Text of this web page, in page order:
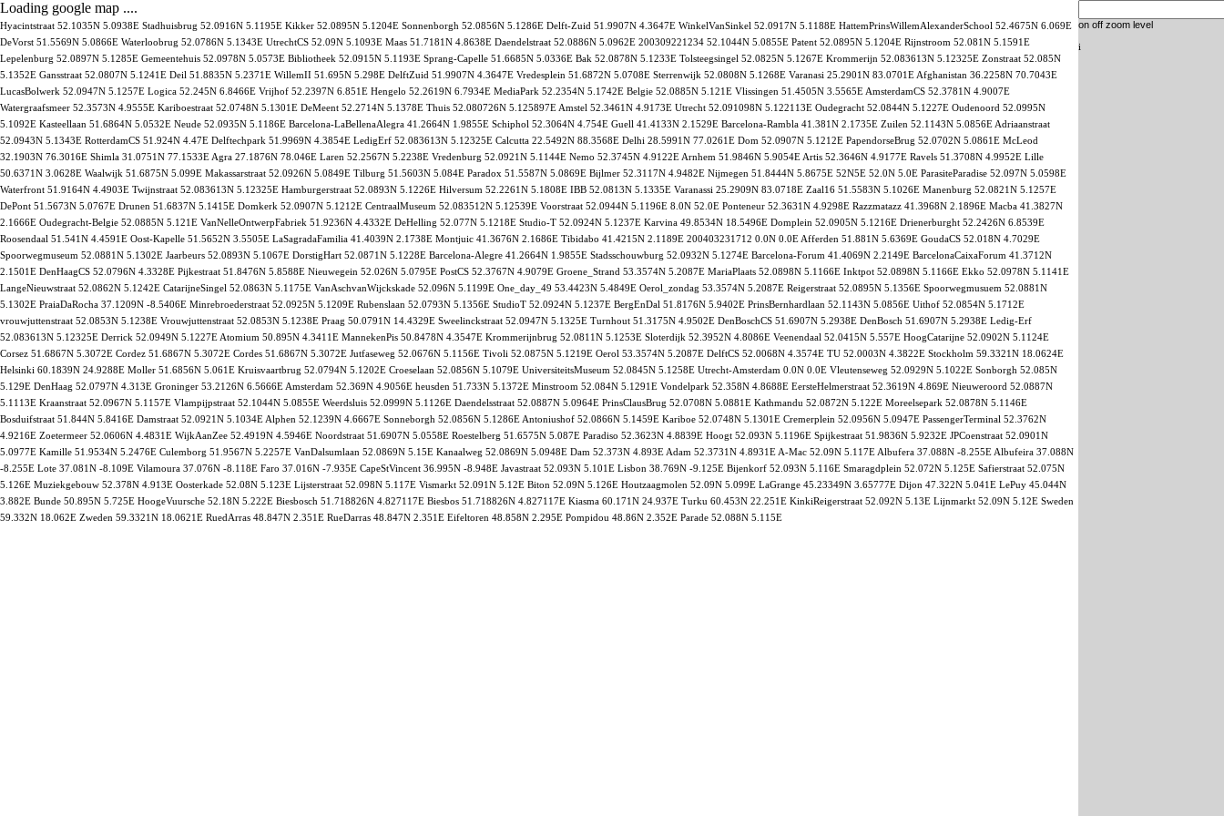
Loading google map ....
Hyacintstraat 52.1035N 5.0938E Stadhuisbrug 52.0916N 5.1195E Kikker 52.0895N 5.1204E Sonnenborgh 52.0856N 5.1286E Delft-Zuid 51.9907N 4.3647E WinkelVanSinkel 52.0917N 5.1188E HattemPrinsWillemAlexanderSchool 52.4675N 6.069E
DeVorst 51.5569N 5.0866E Waterloobrug 52.0786N 5.1343E UtrechtCS 52.09N 5.1093E Maas 51.7181N 4.8638E Daendelstraat 52.0886N 5.0962E 200309221234 52.1044N 5.0855E Patent 52.0895N 5.1204E Rijnstroom 52.081N 5.1591E
Lepelenburg 52.0897N 5.1285E Gemeentehuis 52.0978N 5.0573E Bibliotheek 52.0915N 5.1193E Sprang-Capelle 51.6685N 5.0336E Bak 52.0878N 5.1233E Tolsteegsingel 52.0825N 5.1267E Krommerijn 52.083613N 5.12325E Zonstraat 52.085N
5.1352E Gansstraat 52.0807N 5.1241E Deil 51.8835N 5.2371E WillemII 51.695N 5.298E DelftZuid 51.9907N 4.3647E Vredesplein 51.6872N 5.0708E Sterrenwijk 52.0808N 5.1268E Varanasi 25.2901N 83.0701E Afghanistan 36.2258N 70.7043E
LucasBolwerk 52.0947N 5.1257E Logica 52.245N 6.8466E Vrijhof 52.2397N 6.851E Hengelo 52.2619N 6.7934E MediaPark 52.2354N 5.1742E Belgie 52.0885N 5.121E Vlissingen 51.4505N 3.5565E AmsterdamCS 52.3781N 4.9007E
Watergraafsmeer 52.3573N 4.9555E Kariboestraat 52.0748N 5.1301E DeMeent 52.2714N 5.1378E Thuis 52.080726N 5.125897E Amstel 52.3461N 4.9173E Utrecht 52.091098N 5.122113E Oudegracht 52.0844N 5.1227E Oudenoord 52.0995N
5.1092E Kasteellaan 51.6864N 5.0532E Neude 52.0935N 5.1186E Barcelona-LaBellenaAlegra 41.2664N 1.9855E Schiphol 52.3064N 4.754E Guell 41.4133N 2.1529E Barcelona-Rambla 41.381N 2.1735E Zuilen 52.1143N 5.0856E Adriaanstraat
52.0943N 5.1343E RotterdamCS 51.924N 4.47E Delftechpark 51.9969N 4.3854E LedigErf 52.083613N 5.12325E Calcutta 22.5492N 88.3568E Delhi 28.5991N 77.0261E Dom 52.0907N 5.1212E PapendorseBrug 52.0702N 5.0861E McLeod
32.1903N 76.3016E Shimla 31.0751N 77.1533E Agra 27.1876N 78.046E Laren 52.2567N 5.2238E Vredenburg 52.0921N 5.1144E Nemo 52.3745N 4.9122E Arnhem 51.9846N 5.9054E Artis 52.3646N 4.9177E Ravels 51.3708N 4.9952E Lille
50.6371N 3.0628E Waalwijk 51.6875N 5.099E Makassarstraat 52.0926N 5.0849E Tilburg 51.5603N 5.084E Paradox 51.5587N 5.0869E Bijlmer 52.3117N 4.9482E Nijmegen 51.8444N 5.8675E 52N5E 52.0N 5.0E ParasiteParadise 52.097N 5.0598E
Waterfront 51.9164N 4.4903E Twijnstraat 52.083613N 5.12325E Hamburgerstraat 52.0893N 5.1226E Hilversum 52.2261N 5.1808E IBB 52.0813N 5.1335E Varanassi 25.2909N 83.0718E Zaal16 51.5583N 5.1026E Manenburg 52.0821N 5.1257E
DePont 51.5673N 5.0767E Drunen 51.6837N 5.1415E Domkerk 52.0907N 5.1212E CentraalMuseum 52.083512N 5.12539E Voorstraat 52.0944N 5.1196E 8.0N 52.0E Ponteneur 52.3631N 4.9298E Razzmatazz 41.3968N 2.1896E Macba 41.3827N
2.1666E Oudegracht-Belgie 52.0885N 5.121E VanNelleOntwerpFabriek 51.9236N 4.4332E DeHelling 52.077N 5.1218E Studio-T 52.0924N 5.1237E Karvina 49.8534N 18.5496E Domplein 52.0905N 5.1216E Drienerburght 52.2426N 6.8539E
Roosendaal 51.541N 4.4591E Oost-Kapelle 51.5652N 3.5505E LaSagradaFamilia 41.4039N 2.1738E Montjuic 41.3676N 2.1686E Tibidabo 41.4215N 2.1189E 200403231712 0.0N 0.0E Afferden 51.881N 5.6369E GoudaCS 52.018N 4.7029E
Spoorwegmuseum 52.0881N 5.1302E Jaarbeurs 52.0893N 5.1067E DorstigHart 52.0871N 5.1228E Barcelona-Alegre 41.2664N 1.9855E Stadsschouwburg 52.0932N 5.1274E Barcelona-Forum 41.4069N 2.2149E BarcelonaCaixaForum 41.3712N
2.1501E DenHaagCS 52.0796N 4.3328E Pijkestraat 51.8476N 5.8588E Nieuwegein 52.026N 5.0795E PostCS 52.3767N 4.9079E Groene_Strand 53.3574N 5.2087E MariaPlaats 52.0898N 5.1166E Inktpot 52.0898N 5.1166E Ekko 52.0978N 5.1141E
LangeNieuwstraat 52.0862N 5.1242E CatarijneSingel 52.0863N 5.1175E VanAschvanWijckskade 52.096N 5.1199E One_day_49 53.4423N 5.4849E Oerol_zondag 53.3574N 5.2087E Reigerstraat 52.0895N 5.1356E Spoorwegmusuem 52.0881N
5.1302E PraiaDaRocha 37.1209N -8.5406E Minrebroederstraat 52.0925N 5.1209E Rubenslaan 52.0793N 5.1356E StudioT 52.0924N 5.1237E BergEnDal 51.8176N 5.9402E PrinsBernhardlaan 52.1143N 5.0856E Uithof 52.0854N 5.1712E
vrouwjuttenstraat 52.0853N 5.1238E Vrouwjuttenstraat 52.0853N 5.1238E Praag 50.0791N 14.4329E Sweelinckstraat 52.0947N 5.1325E Turnhout 51.3175N 4.9502E DenBoschCS 51.6907N 5.2938E DenBosch 51.6907N 5.2938E Ledig-Erf
52.083613N 5.12325E Derrick 52.0949N 5.1227E Atomium 50.895N 4.3411E MannekenPis 50.8478N 4.3547E Krommerijnbrug 52.0811N 5.1253E Sloterdijk 52.3952N 4.8086E Veenendaal 52.0415N 5.557E HoogCatarijne 52.0902N 5.1124E
Corsez 51.6867N 5.3072E Cordez 51.6867N 5.3072E Cordes 51.6867N 5.3072E Jutfaseweg 52.0676N 5.1156E Tivoli 52.0875N 5.1219E Oerol 53.3574N 5.2087E DelftCS 52.0068N 4.3574E TU 52.0003N 4.3822E Stockholm 59.3321N 18.0624E
Helsinki 60.1839N 24.9288E Moller 51.6856N 5.061E Kruisvaartbrug 52.0794N 5.1202E Croeselaan 52.0856N 5.1079E UniversiteitsMuseum 52.0845N 5.1258E Utrecht-Amsterdam 0.0N 0.0E Vleutenseweg 52.0929N 5.1022E Sonborgh 52.085N
5.129E DenHaag 52.0797N 4.313E Groninger 53.2126N 6.5666E Amsterdam 52.369N 4.9056E heusden 51.733N 5.1372E Minstroom 52.084N 5.1291E Vondelpark 52.358N 4.8688E EersteHelmerstraat 52.3619N 4.869E Nieuweroord 52.0887N
5.1113E Kraanstraat 52.0967N 5.1157E Vlampijpstraat 52.1044N 5.0855E Weerdsluis 52.0999N 5.1126E Daendelsstraat 52.0887N 5.0964E PrinsClausBrug 52.0708N 5.0881E Kathmandu 52.0872N 5.122E Moreelsepark 52.0878N 5.1146E
Bosduifstraat 51.844N 5.8416E Damstraat 52.0921N 5.1034E Alphen 52.1239N 4.6667E Sonneborgh 52.0856N 5.1286E Antoniushof 52.0866N 5.1459E Kariboe 52.0748N 5.1301E Cremerplein 52.0956N 5.0947E PassengerTerminal 52.3762N
4.9216E Zoetermeer 52.0606N 4.4831E WijkAanZee 52.4919N 4.5946E Noordstraat 51.6907N 5.0558E Roestelberg 51.6575N 5.087E Paradiso 52.3623N 4.8839E Hoogt 52.093N 5.1196E Spijkestraat 51.9836N 5.9232E JPCoenstraat 52.0901N
5.0977E Kamille 51.9534N 5.2476E Culemborg 51.9567N 5.2257E VanDalsumlaan 52.0869N 5.15E Kanaalweg 52.0869N 5.0948E Dam 52.373N 4.893E Adam 52.3731N 4.8931E A-Mac 52.09N 5.117E Albufera 37.088N -8.255E Albufeira 37.088N
-8.255E Lote 37.081N -8.109E Vilamoura 37.076N -8.118E Faro 37.016N -7.935E CapeStVincent 36.995N -8.948E Javastraat 52.093N 5.101E Lisbon 38.769N -9.125E Bijenkorf 52.093N 5.116E Smaragdplein 52.072N 5.125E Safierstraat 52.075N
5.126E Muziekgebouw 52.378N 4.913E Oosterkade 52.08N 5.123E Lijsterstraat 52.098N 5.117E Vismarkt 52.091N 5.12E Biton 52.09N 5.126E Houtzaagmolen 52.09N 5.099E LaGrange 45.23349N 3.65777E Dijon 47.322N 5.041E LePuy 45.044N
3.882E Bunde 50.895N 5.725E HoogeVuursche 52.18N 5.222E Biesbosch 51.718826N 4.827117E Biesbos 51.718826N 4.827117E Kiasma 60.171N 24.937E Turku 60.453N 22.251E KinkiReigerstraat 52.092N 5.13E Lijnmarkt 52.09N 5.12E Sweden
59.332N 18.062E Zweden 59.3321N 18.0621E RuedArras 48.847N 2.351E RueDarras 48.847N 2.351E Eifeltoren 48.858N 2.295E Pompidou 48.86N 2.352E Parade 52.088N 5.115E
on off zoom level
i